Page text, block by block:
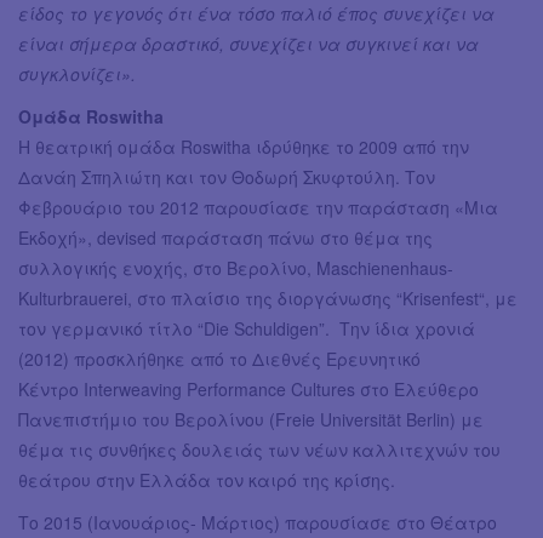
είδος το γεγονός ότι ένα τόσο παλιό έπος συνεχίζει να
είναι σήμερα δραστικό, συνεχίζει να συγκινεί και να
συγκλονίζει».
Ομάδα Roswitha
Η θεατρική ομάδα Roswitha ιδρύθηκε το 2009 από την
Δανάη Σπηλιώτη και τον Θοδωρή Σκυφτούλη. Τον
Φεβρουάριο του 2012 παρουσίασε την παράσταση «Μια
Εκδοχή», devised παράσταση πάνω στο θέμα της
συλλογικής ενοχής, στο Βερολίνο, Maschienenhaus-
Kulturbrauerei, στο πλαίσιο της διοργάνωσης “Krisenfest“, με
τον γερμανικό τίτλο “Die Schuldigen”. Την ίδια χρονιά
(2012) προσκλήθηκε από το Διεθνές Ερευνητικό
Κέντρο Interweaving Performance Cultures στο Ελεύθερο
Πανεπιστήμιο του Βερολίνου (Freie Universität Berlin) με
θέμα τις συνθήκες δουλειάς των νέων καλλιτεχνών του
θεάτρου στην Ελλάδα τον καιρό της κρίσης.
Το 2015 (Ιανουάριος- Μάρτιος) παρουσίασε στο Θέατρο